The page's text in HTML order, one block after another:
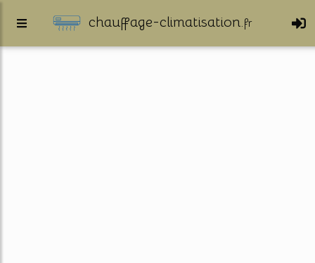
chauffage-climatisation.fr